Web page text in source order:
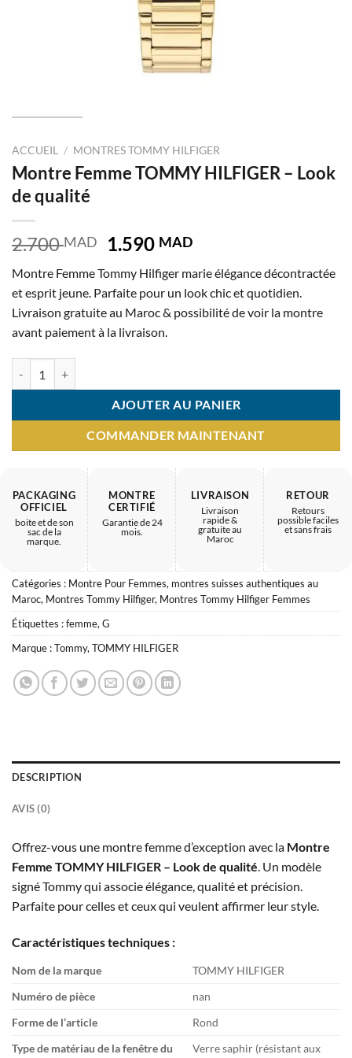
ACCUEIL / MONTRES TOMMY HILFIGER
Montre Femme TOMMY HILFIGER – Look
de qualité
2.700MAD
Le
initial
était :
2.700 MAD.
1.590 MADLe
actuel
est :
1.590 MAD.
Montre Femme Tommy Hilfiger marie élégance décontractée
et esprit jeune. Parfaite pour un look chic et quotidien.
Livraison gratuite au Maroc & possibilité de voir la montre
avant paiement à la livraison.
AJOUTER AU PANIER
COMMANDER MAINTENANT
PACKAGING
OFFICIEL
boite et de son
sac de la
marque.
MONTRE
CERTIFIÉ
Garantie de 24
mois.
LIVRAISON
Livraison
rapide &
gratuite au
Maroc
RETOUR
Retours
possible faciles
et sans frais
Catégories : Montre Pour Femmes, montres suisses authentiques au
Maroc, Montres Tommy Hilfiger, Montres Tommy Hilfiger Femmes
Étiquettes :femme, G
Marque :Tommy, TOMMY HILFIGER
DESCRIPTION
AVIS (0)
Offrez-vous une montre femme d’exception avec la Montre
Femme TOMMY HILFIGER – Look de qualité. Un modèle
signé Tommy qui associe élégance, qualité et précision.
Parfaite pour celles et ceux qui veulent affirmer leur style.
Caractéristiques techniques :
Nom de la marque
TOMMY HILFIGER
Numéro de pièce
nan
Forme de l’article
Rond
Type de matériau de la fenêtre du
Verre saphir (résistant aux